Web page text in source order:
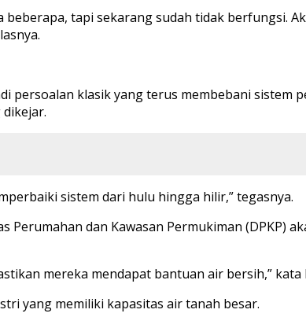
tapi sekarang sudah tidak berfungsi.
klasik yang terus membebani sistem
sistem dari hulu hingga hilir,” tegasnya.
dan Kawasan Permukiman (DPKP)
mereka mendapat bantuan air bersih,” kata
yang memiliki kapasitas air tanah besar.